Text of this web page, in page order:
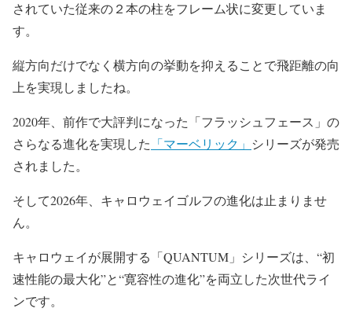
されていた従来の２本の柱をフレーム状に変更していま
す。
縦方向だけでなく横方向の挙動を抑えることで飛距離の向
上を実現しましたね。
2020年、前作で大評判になった「フラッシュフェース」の
さらなる進化を実現した 「マーベリック」 シリーズが発売
されました。
そして2026年、キャロウェイゴルフの進化は止まりませ
ん。
キャロウェイが展開する「QUANTUM」シリーズは、“初
速性能の最大化”と“寛容性の進化”を両立した次世代ライ
ンです。